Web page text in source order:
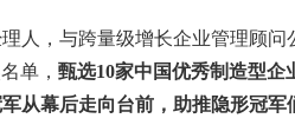
人，与跨量级增长企业管理顾问
单， 甄选10家中国优秀制造型
从幕后走向台前，助推隐形冠军